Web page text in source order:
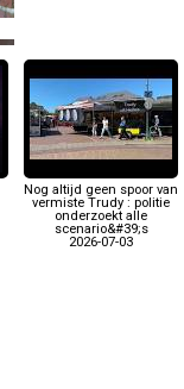
Nog altijd geen spoor van
vermiste Trudy : politie
onderzoekt alle
scenario&#39;s
2026-07-03